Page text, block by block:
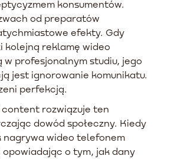
konsumentów.
od preparatów
efekty. Gdy
kolejną reklamę wideo
w profesjonalnym studiu, jego
jest ignorowanie komunikatu.
perfekcją.
rozwiązuje ten
dowód społeczny. Kiedy
nagrywa wideo telefonem
opowiadając o tym, jak dany